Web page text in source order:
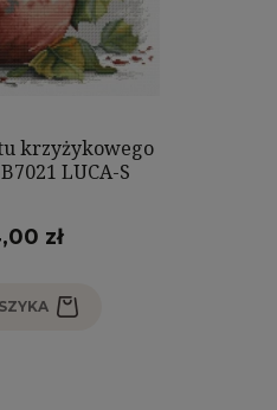
krzyżykowego
LUCA-S
zł